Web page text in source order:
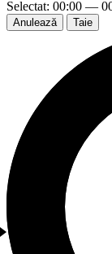
Selectat: 00:00 —
Anulează Taie